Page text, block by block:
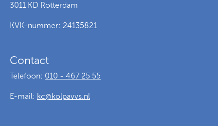
3011 KD Rotterdam
KVK-nummer: 24135821
Contact
Telefoon: 010 - 467 25 55
E-mail: kc@kolpavvs.nl